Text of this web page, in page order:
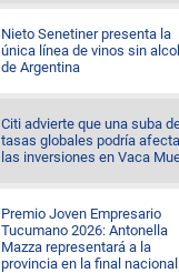
Nieto Senetiner presenta la
única línea de vinos sin
de Argentina
Citi advierte que una suba
tasas globales podría
las inversiones en Vaca
Premio Joven Empresario
Tucumano 2026: Antonella
Mazza representará a la
provincia en la final nacional